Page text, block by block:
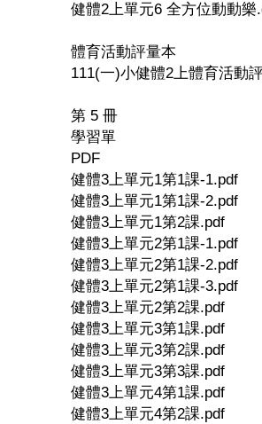
健體2上單元6 全方位動動樂
體育活動評量本
111(一)小健體2上體育活動
第 5 冊
學習單
PDF
健體3上單元1第1課-1.pdf
健體3上單元1第1課-2.pdf
健體3上單元1第2課.pdf
健體3上單元2第1課-1.pdf
健體3上單元2第1課-2.pdf
健體3上單元2第1課-3.pdf
健體3上單元2第2課.pdf
健體3上單元3第1課.pdf
健體3上單元3第2課.pdf
健體3上單元3第3課.pdf
健體3上單元4第1課.pdf
健體3上單元4第2課.pdf